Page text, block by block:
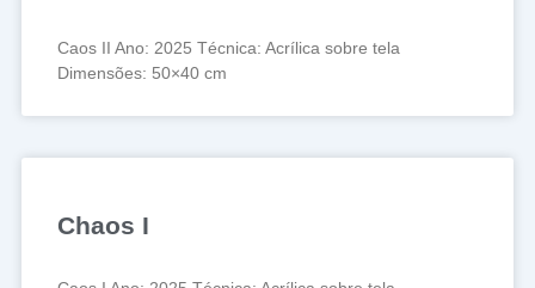
Caos II Ano: 2025 Técnica: Acrílica sobre tela
Dimensões: 50×40 cm
Chaos I